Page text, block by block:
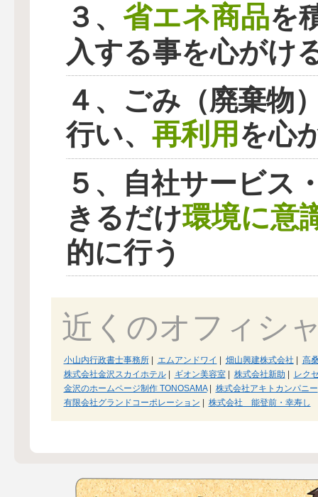
３、 省エネ商品を
入する事を心がけ
４、ごみ（廃棄物
行い、 再利用を心
５、自社サービス
きるだけ環境に意
的に行う
近くのオフィシ
小山内行政書士事務所| エムアンドワイ 畑山興建株式会社
高
株式会社金沢スカイホテル| ギオン美容室| 株式会社新助
レク
金沢のホームページ制作 TONOSAMA| 株式会社アキトカンパニー
有限会社グランドコーポレーション
株式会社 能登前・幸寿し